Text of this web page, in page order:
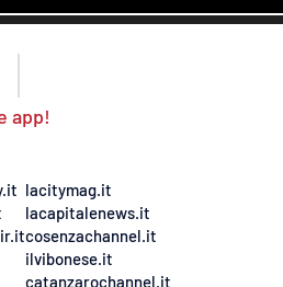
app!
lacitymag.it
lacapitalenews.it
cosenzachannel.it
ilvibonese.it
catanzarochannel.it